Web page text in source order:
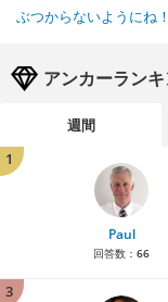
ぶつからないようにね
アンカーラン
週間
1
Paul
回答数： 66
3